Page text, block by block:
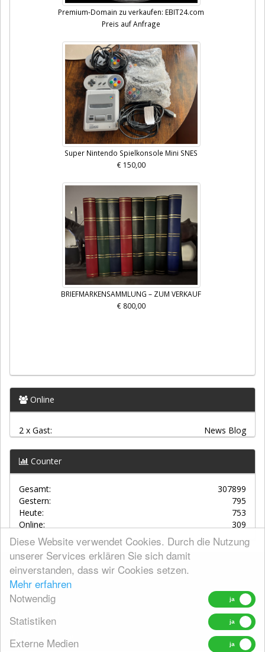
Diese Website verwendet Cookies. Durch die Nutzung
unserer Services erklären Sie sich damit
einverstanden, dass wir Cookies setzen.
Mehr erfahren
Notwendig
Statistiken
Externe Medien
Premium-Domain zu verkaufen: EBIT24.com
Preis auf Anfrage
Super Nintendo Spielkonsole Mini SNES
€ 150,00
BRIEFMARKENSAMMLUNG – ZUM VERKAUF
€ 800,00
Online
2 x Gast: News Blog
Counter
Gesamt:
307899
Gestern:
795
Heute:
753
Online:
309
AGBs
Kontakt